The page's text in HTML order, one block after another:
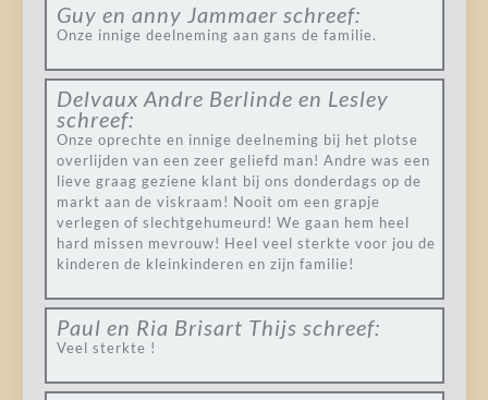
Guy en anny Jammaer schreef:
Onze innige deelneming aan gans de familie.
Delvaux Andre Berlinde en Lesley
schreef:
Onze oprechte en innige deelneming bij het plotse
overlijden van een zeer geliefd man! Andre was een
lieve graag geziene klant bij ons donderdags op de
markt aan de viskraam! Nooit om een grapje
verlegen of slechtgehumeurd! We gaan hem heel
hard missen mevrouw! Heel veel sterkte voor jou de
kinderen de kleinkinderen en zijn familie!
Paul en Ria Brisart Thijs schreef:
Veel sterkte !